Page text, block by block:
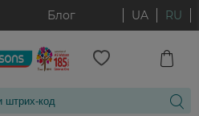
Блог UA RU